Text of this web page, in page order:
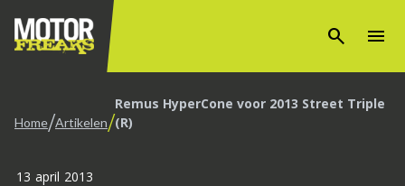
search menu
Home/Artikelen/Remus HyperCone voor 2013 Street Triple
(R)
13 april 2013